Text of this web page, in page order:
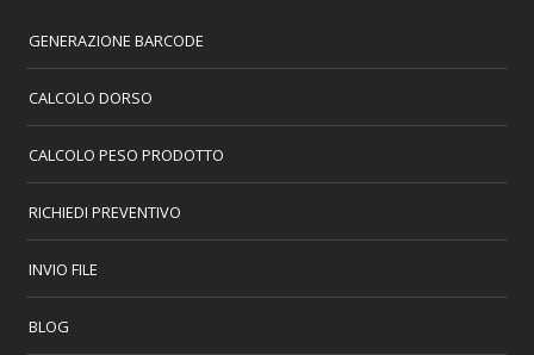
GENERAZIONE BARCODE
CALCOLO DORSO
CALCOLO PESO PRODOTTO
RICHIEDI PREVENTIVO
INVIO FILE
BLOG